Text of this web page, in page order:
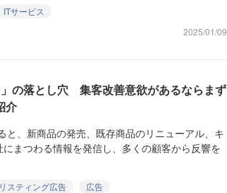
ITサービス
2025/01/09
」の落とし穴 集客改善意欲があるならまず
介
と、新商品の発売、既存商品のリニューアル、キ
まつわる情報を発信し、多くの顧客から反響を
リスティング広告
広告